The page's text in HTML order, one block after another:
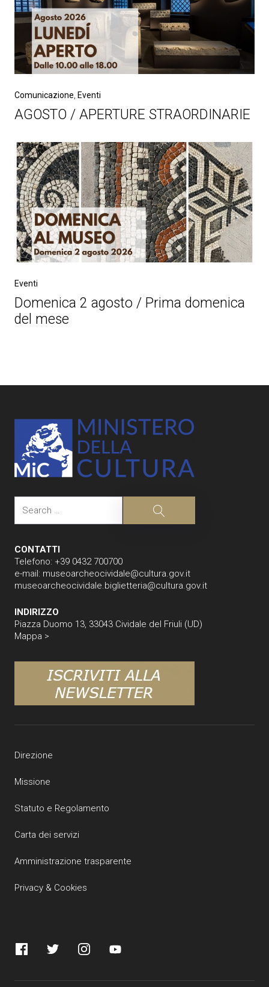
Comunicazione Eventi
AGOSTO / APERTURE STRAORDINARIE
Eventi
Domenica 2 agosto / Prima domenica
del mese
navigation
Search
CONTATTI
Telefono: +39 0432 700700
e-mail: museoarcheocividale@cultura.gov.it
museoarcheocividale.biglietteria@cultura.gov.it
INDIRIZZO
Piazza Duomo 13, 33043 Cividale del Friuli (UD)
Mappa >
Direzione
Missione
Statuto e Regolamento
Carta dei servizi
Amministrazione trasparente
Privacy & Cookies
FacebookTwitter InstagramYouTube